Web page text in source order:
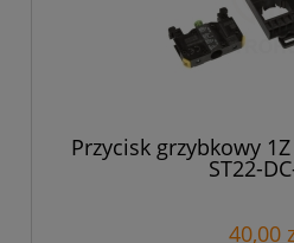
Przycisk grzybkowy
ST22-
40,00